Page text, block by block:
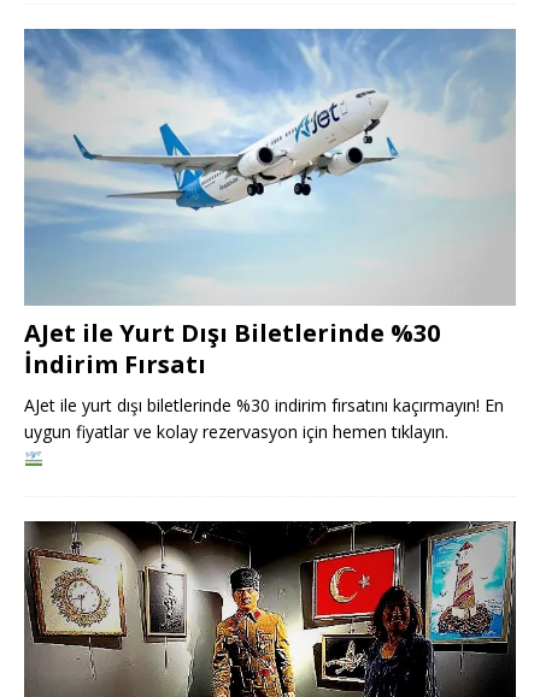
AJet ile Yurt Dışı Biletlerinde %30
İndirim Fırsatı
AJet ile yurt dışı biletlerinde %30 indirim fırsatını kaçırmayın! En
uygun fiyatlar ve kolay rezervasyon için hemen tıklayın.